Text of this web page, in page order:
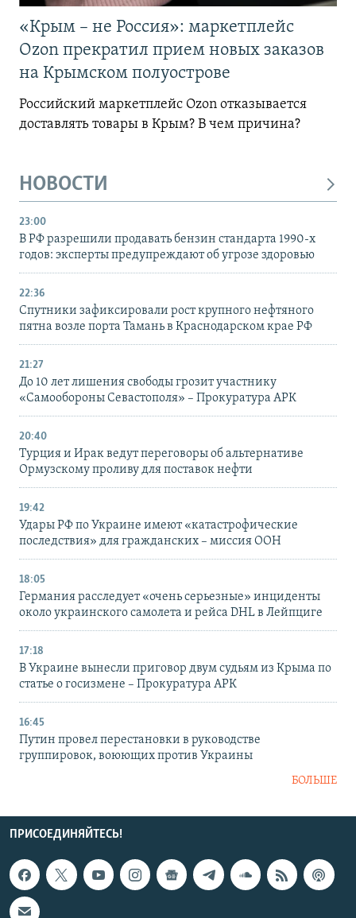
«Крым – не Россия»: маркетплейс
Ozon прекратил прием новых заказов
на Крымском полуострове
Российский маркетплейс Ozon отказывается
доставлять товары в Крым? В чем причина?
НОВОСТИ
23:00
В РФ разрешили продавать бензин стандарта 1990-х
годов: эксперты предупреждают об угрозе здоровью
22:36
Спутники зафиксировали рост крупного нефтяного
пятна возле порта Тамань в Краснодарском крае РФ
21:27
До 10 лет лишения свободы грозит участнику
«Самообороны Севастополя» – Прокуратура АРК
20:40
Турция и Ирак ведут переговоры об альтернативе
Ормузскому проливу для поставок нефти
19:42
Удары РФ по Украине имеют «катастрофические
последствия» для гражданских – миссия ООН
18:05
Германия расследует «очень серьезные» инциденты
около украинского самолета и рейса DHL в Лейпциге
17:18
В Украине вынесли приговор двум судьям из Крыма по
статье о госизмене – Прокуратура АРК
16:45
Путин провел перестановки в руководстве
группировок, воюющих против Украины
БОЛЬШЕ
ПРИСОЕДИНЯЙТЕСЬ!